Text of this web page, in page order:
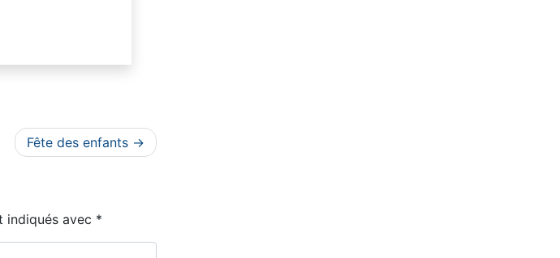
Fête des enfants
indiqués avec *